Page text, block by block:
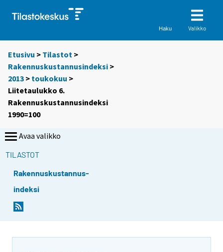
Haku Valikko
Etusivu > Tilastot >
Rakennuskustannusindeksi >
2013 > toukokuu >
Liitetaulukko 6.
Rakennuskustannusindeksi
1990=100
Avaa valikko
TILASTOT
Rakennuskustannus-
indeksi